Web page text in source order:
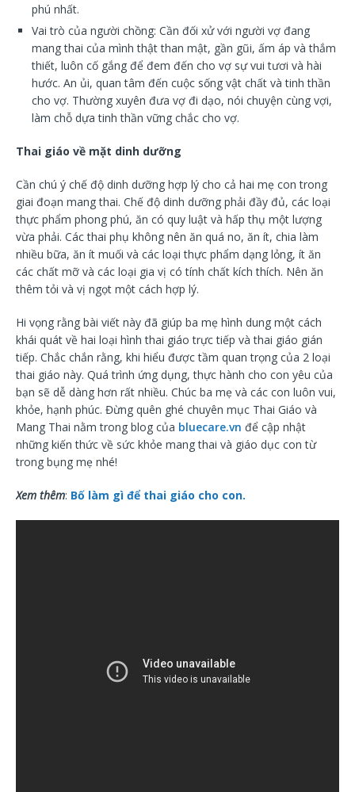
phú nhất.
Vai trò của người chồng: Cần đối xử với người vợ đang
mang thai của mình thật than mật, gần gũi, ấm áp và thắm
thiết, luôn cố gắng để đem đến cho vợ sự vui tươi và hài
hước. An ủi, quan tâm đến cuộc sống vật chất và tinh thần
cho vợ. Thường xuyên đưa vợ đi dạo, nói chuyện cùng vợi,
làm chỗ dựa tinh thần vững chắc cho vợ.
Thai giáo về mặt dinh dưỡng
Cần chú ý chế độ dinh dưỡng hợp lý cho cả hai mẹ con trong
giai đoạn mang thai. Chế độ dinh dưỡng phải đầy đủ, các loại
thực phẩm phong phú, ăn có quy luật và hấp thụ một lượng
vừa phải. Các thai phụ không nên ăn quá no, ăn ít, chia làm
nhiều bữa, ăn ít muối và các loại thực phẩm dạng lỏng, ít ăn
các chất mỡ và các loại gia vị có tính chất kích thích. Nên ăn
thêm tỏi và vị ngọt một cách hợp lý.
Hi vọng rằng bài viết này đã giúp ba mẹ hình dung một cách
khái quát về hai loại hình thai giáo trực tiếp và thai giáo gián
tiếp. Chắc chắn rằng, khi hiểu được tầm quan trọng của 2 loại
thai giáo này. Quá trình ứng dụng, thực hành cho con yêu của
bạn sẽ dễ dàng hơn rất nhiều. Chúc ba mẹ và các con luôn vui,
khỏe, hạnh phúc. Đừng quên ghé chuyên mục Thai Giáo và
Mang Thai nằm trong blog của bluecare.vn để cập nhật
những kiến thức về sức khỏe mang thai và giáo dục con từ
trong bụng mẹ nhé!
Xem thêm: Bố làm gì để thai giáo cho con.